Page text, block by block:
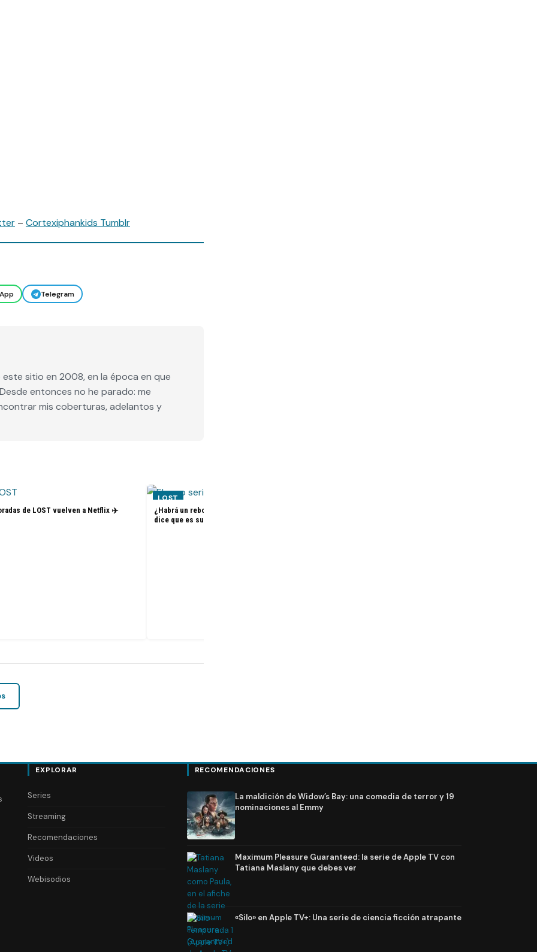
– Cortexiphankids Tumblr
Telegram
sitio en 2008, en la época en que
entonces no he parado: me
mis coberturas, adelantos y
de LOST vuelven a Netflix ✈️
LOST
¿Habrá un reboot de Lost? La nueva presidenta de ABC
dice que es su sueño
EXPLORAR
Series
Streaming
Recomendaciones
Videos
Webisodios
RECOMENDACIONES
La maldición de Widow’s Bay: una comedia de terror y 19
nominaciones al Emmy
Maximum Pleasure Guaranteed: la serie de Apple TV con
Tatiana Maslany que debes ver
«Silo» en Apple TV+: Una serie de ciencia ficción atrapante